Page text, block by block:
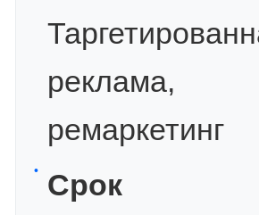
реклама,
ремаркетинг
Срок